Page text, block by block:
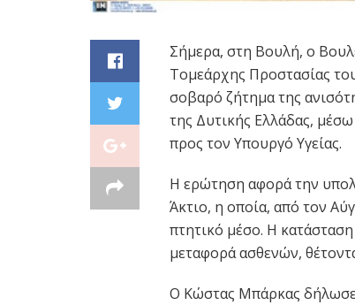
Σήμερα, στη Βουλή, ο
Τομεάρχης Προστασίας
σοβαρό ζήτημα της
της Δυτικής Ελλάδας,
προς τον Υπουργό Υγείας.
Η ερώτηση αφορά την
Άκτιο, η οποία, από τον
πτητικό μέσο. Η
μεταφορά ασθενών,
Ο Κώστας Μπάρκας δήλωσε: